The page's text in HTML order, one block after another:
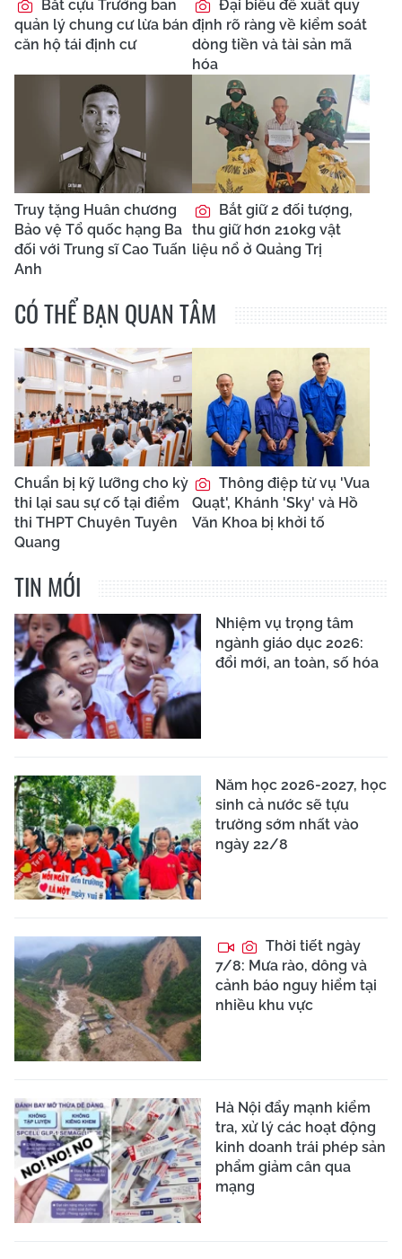
Bắt cựu Trưởng ban
quản lý chung cư lừa bán
căn hộ tái định cư
Đại biểu đề xuất quy
định rõ ràng về kiểm soát
dòng tiền và tài sản mã
hóa
Truy tặng Huân chương
Bảo vệ Tổ quốc hạng Ba
đối với Trung sĩ Cao Tuấn
Anh
Bắt giữ 2 đối tượng,
thu giữ hơn 210kg vật
liệu nổ ở Quảng Trị
CÓ THỂ BẠN QUAN TÂM
Chuẩn bị kỹ lưỡng cho kỳ
thi lại sau sự cố tại điểm
thi THPT Chuyên Tuyên
Quang
Thông điệp từ vụ 'Vua
Quạt', Khánh 'Sky' và Hồ
Văn Khoa bị khởi tố
TIN MỚI
Nhiệm vụ trọng tâm
ngành giáo dục 2026:
đổi mới, an toàn, số hóa
Năm học 2026-2027, học
sinh cả nước sẽ tựu
trường sớm nhất vào
ngày 22/8
Thời tiết ngày
7/8: Mưa rào, dông và
cảnh báo nguy hiểm tại
nhiều khu vực
Hà Nội đẩy mạnh kiểm
tra, xử lý các hoạt động
kinh doanh trái phép sản
phẩm giảm cân qua
mạng